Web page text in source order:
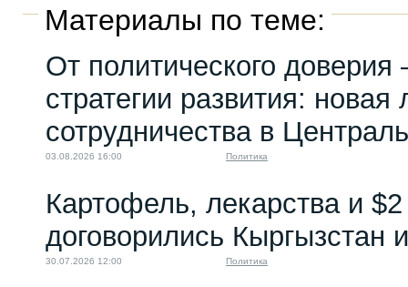
Материалы по теме:
От политического
стратегии развития: новая
сотрудничества в
03.08.2026 16:00 Политика
Картофель, лекарства и
договорились Кыргызстан
30.07.2026 12:00 Политика